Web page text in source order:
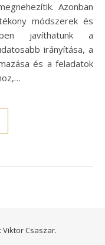
Azonban
módszerek és
javíthatunk a
irányítása, a
és a feladatok
Viktor Csaszar.